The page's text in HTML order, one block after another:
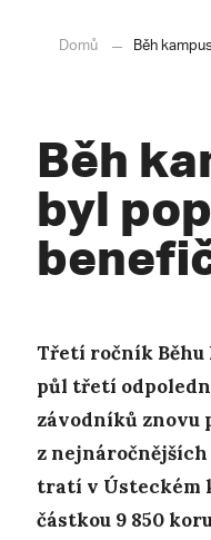
Domů Běh
Běh
byl
Třetí ročník Běhu
půl třetí
závodníků znovu
z
tratí v Ústeckém
částkou 9 850